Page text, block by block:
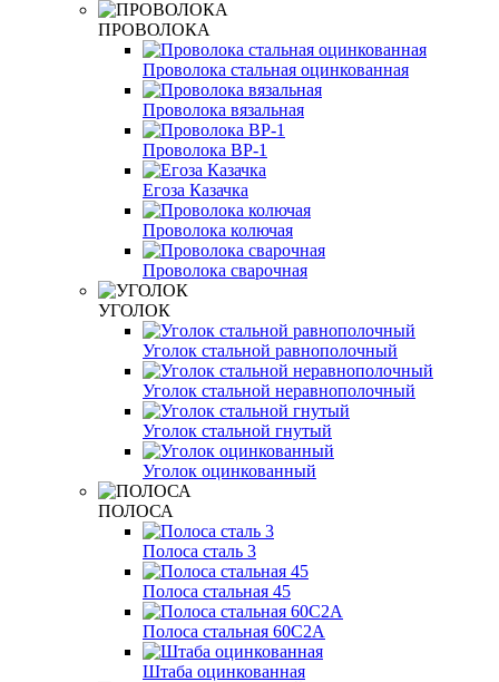
ПРОВОЛОКА
Проволока стальная оцинкованная
Проволока вязальная
Проволока ВР-1
Егоза Казачка
Проволока колючая
Проволока сварочная
УГОЛОК
Уголок стальной равнополочный
Уголок стальной неравнополочный
Уголок стальной гнутый
Уголок оцинкованный
ПОЛОСА
Полоса сталь 3
Полоса стальная 45
Полоса стальная 60С2А
Штаба оцинкованная